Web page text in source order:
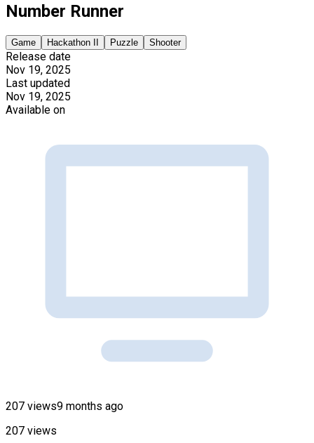
Number Runner
Game Hackathon II Puzzle Shooter
Release date
Nov 19, 2025
Last updated
Nov 19, 2025
Available on
207 views9 months ago
207 views